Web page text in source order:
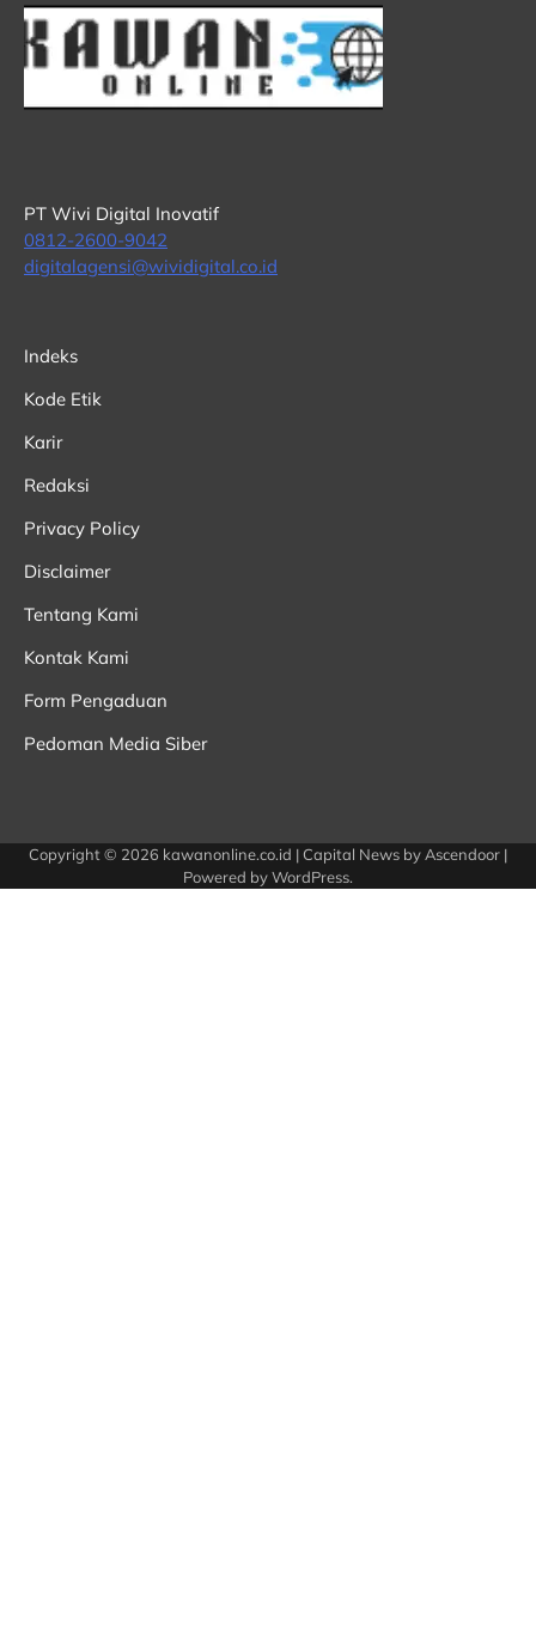
PT Wivi Digital Inovatif
0812-2600-9042
digitalagensi@wividigital.co.id
Indeks
Kode Etik
Karir
Redaksi
Privacy Policy
Disclaimer
Tentang Kami
Kontak Kami
Form Pengaduan
Pedoman Media Siber
Copyright © 2026 kawanonline.co.id | Capital News by Ascendoor |
Powered byWordPress.